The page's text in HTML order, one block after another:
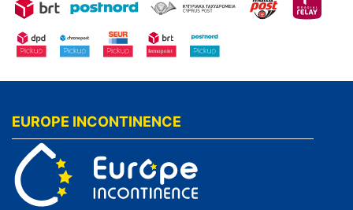
EUROPE INCONTINENCE